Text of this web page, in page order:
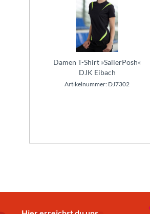
Damen T-Shirt »SallerPosh«
DJK Eibach
Artikelnummer: DJ7302